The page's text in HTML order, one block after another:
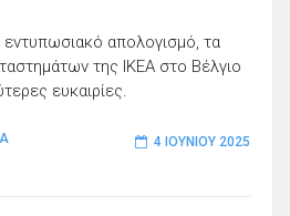
απολογισμό, τα
της IKEA στο Βέλγιο
ευκαιρίες.
4 ΙΟΥΝΊΟΥ 2025